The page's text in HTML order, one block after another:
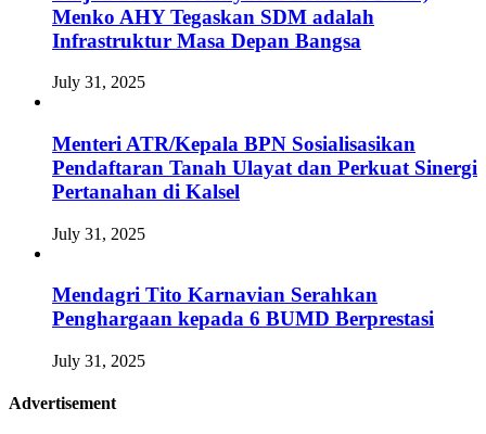
Menko AHY Tegaskan SDM adalah
Infrastruktur Masa Depan Bangsa
July 31, 2025
Menteri ATR/Kepala BPN Sosialisasikan
Pendaftaran Tanah Ulayat dan Perkuat Sinergi
Pertanahan di Kalsel
July 31, 2025
Mendagri Tito Karnavian Serahkan
Penghargaan kepada 6 BUMD Berprestasi
July 31, 2025
Advertisement